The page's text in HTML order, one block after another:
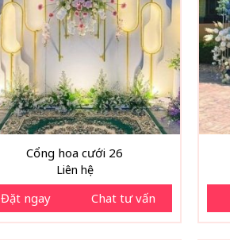
Cổng hoa cưới 26
Liên hệ
Đặt ngay Chat tư vấn